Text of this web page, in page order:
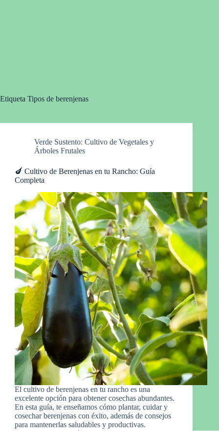
Etiqueta Tipos de berenjenas
Verde Sustento: Cultivo de Vegetales y
Árboles Frutales
🍆 Cultivo de Berenjenas en tu Rancho: Guía
Completa
El cultivo de berenjenas en tu rancho es una
excelente opción para obtener cosechas abundantes.
En esta guía, te enseñamos cómo plantar, cuidar y
cosechar berenjenas con éxito, además de consejos
para mantenerlas saludables y productivas.